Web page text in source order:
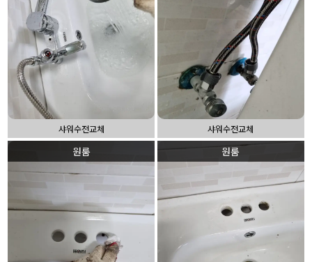
샤워수전교체 샤워수전교체
원룸 원룸